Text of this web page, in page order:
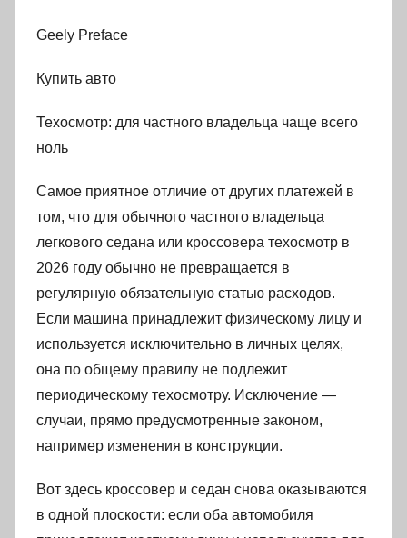
Geely Preface
Купить авто
Техосмотр: для частного владельца чаще всего
ноль
Самое приятное отличие от других платежей в
том, что для обычного частного владельца
легкового седана или кроссовера техосмотр в
2026 году обычно не превращается в
регулярную обязательную статью расходов.
Если машина принадлежит физическому лицу и
используется исключительно в личных целях,
она по общему правилу не подлежит
периодическому техосмотру. Исключение —
случаи, прямо предусмотренные законом,
например изменения в конструкции.
Вот здесь кроссовер и седан снова оказываются
в одной плоскости: если оба автомобиля